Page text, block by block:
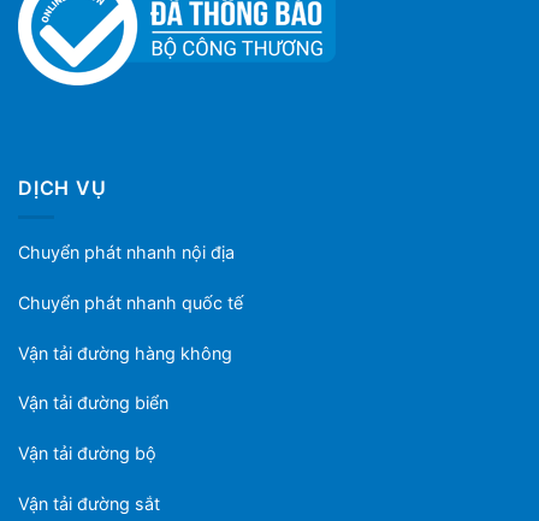
DỊCH VỤ
Chuyển phát nhanh nội địa
Chuyển phát nhanh quốc tế
Vận tải đường hàng không
Vận tải đường biển
Vận tải đường bộ
Vận tải đường sắt